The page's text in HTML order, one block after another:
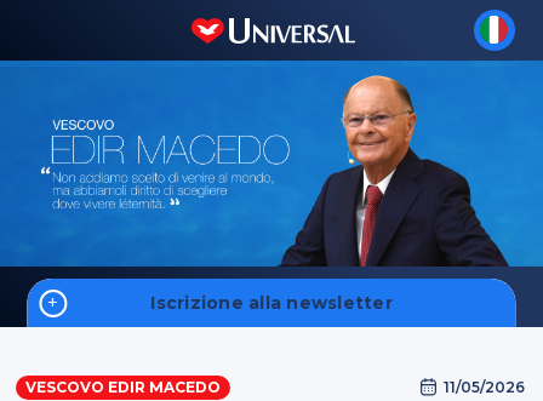
Iscrizione alla newsletter
VESCOVO EDIR MACEDO 11/05/2026